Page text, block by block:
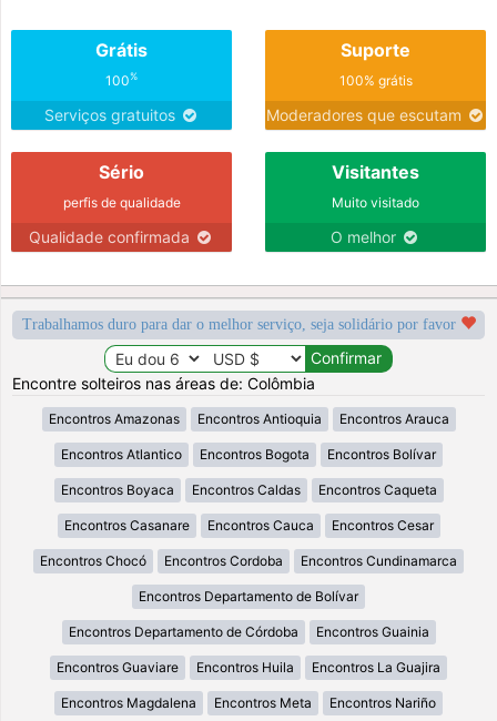
Grátis
100%
Serviços gratuitos
Suporte
100% grátis
Moderadores que escutam
Sério
perfis de qualidade
Qualidade confirmada
Visitantes
Muito visitado
O melhor
Trabalhamos duro para dar o melhor serviço, seja solidário por favor
Encontre solteiros nas áreas de: Colômbia
Encontros Amazonas Encontros Antioquia Encontros Arauca
Encontros Atlantico Encontros Bogota Encontros Bolívar
Encontros Boyaca Encontros Caldas Encontros Caqueta
Encontros Casanare Encontros Cauca Encontros Cesar
Encontros Chocó Encontros Cordoba Encontros Cundinamarca
Encontros Departamento de Bolívar
Encontros Departamento de Córdoba Encontros Guainia
Encontros Guaviare Encontros Huila Encontros La Guajira
Encontros Magdalena Encontros Meta Encontros Nariño